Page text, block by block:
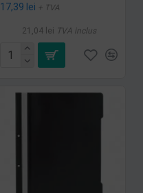
17,39 lei + TVA
21,04 lei TVA inclus